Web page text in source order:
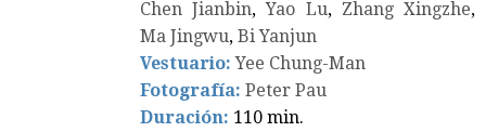
Chen Jianbin,Yao Lu, Zhang Xingzhe,
Ma Jingwu, Bi Yanjun
Vestuario:Yee Chung-Man
Fotografía: Peter Pau
Duración: 110 min.